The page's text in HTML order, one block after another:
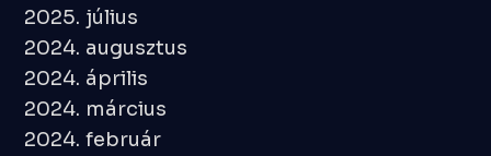
2025. július
2024. augusztus
2024. április
2024. március
2024. február